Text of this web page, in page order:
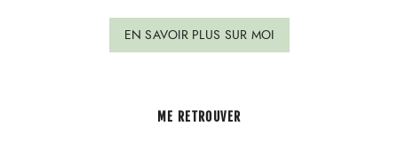
EN SAVOIR PLUS SUR MOI
ME RETROUVER